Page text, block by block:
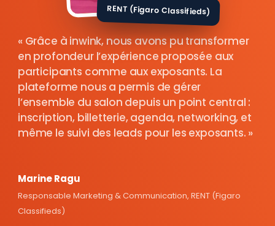
RENT (Figaro Classifieds)
Grâce à inwink, nous avons pu transformer
en profondeur l’expérience proposée aux
participants comme aux exposants. La
plateforme nous a permis de gérer
l’ensemble du salon depuis un point central :
inscription, billetterie, agenda, networking, et
même le suivi des leads pour les exposants.
Marine Ragu
Responsable Marketing & Communication, RENT (Figaro
Classifieds)